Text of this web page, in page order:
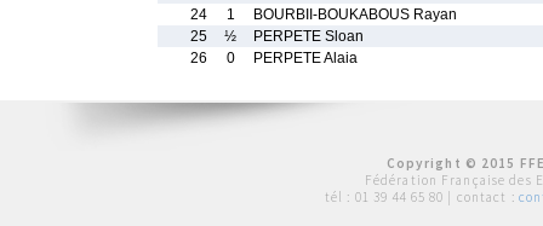
24
1
BOURBII-BOUKABOUS Rayan
25
½
PERPETE Sloan
26
0 PERPETE Alaia
Copyright © 2015
Fédération Française des
tél : 01 39 44 65 80 | contact :